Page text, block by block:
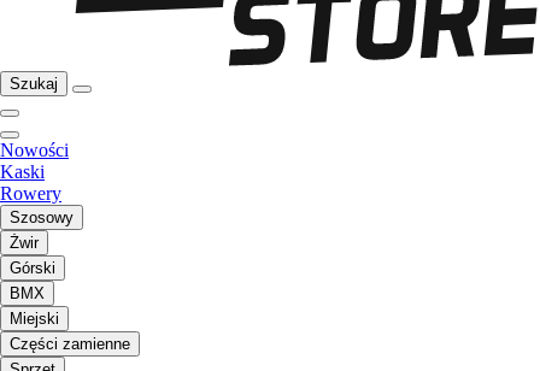
Szukaj
Nowości
Kaski
Rowery
Szosowy
Żwir
Górski
BMX
Miejski
Części zamienne